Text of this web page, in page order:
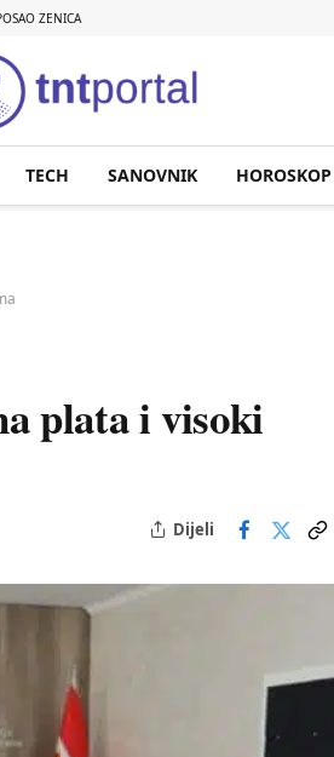
ZENICA
TECH SANOVNIK HOROSKOP
plata i visoki
Dijeli